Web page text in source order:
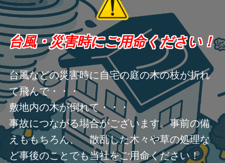
台風・災害時にご用命ください！
台風などの災害時に自宅の庭の木の枝が折れ
て飛んで・・・
敷地内の木が倒れて・・・
事故につながる場合がございます。事前の備
えももちろん、 散乱した木々や草の処理な
ど事後のことでも当社をご用命ください！